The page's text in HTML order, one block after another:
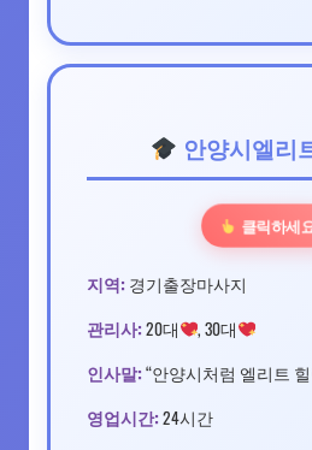
안양시엘리
클릭하세
지역: 경기출장마사지
관리사: 20대 , 30대
인사말: “안양시처럼 엘리트 힐
영업시간: 24시간